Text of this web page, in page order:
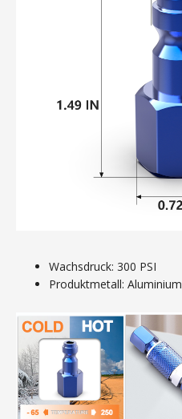
Wachsdruck: 300 PSI
Produktmetall: Aluminium